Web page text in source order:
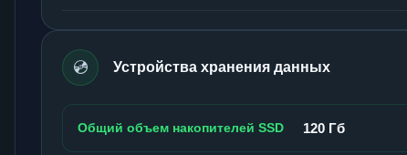
💿 Устройства хранения данных
Общий объем накопителей SSD 120 Гб